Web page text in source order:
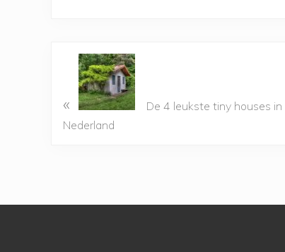
«
De 4 leukste tiny houses in
Nederland